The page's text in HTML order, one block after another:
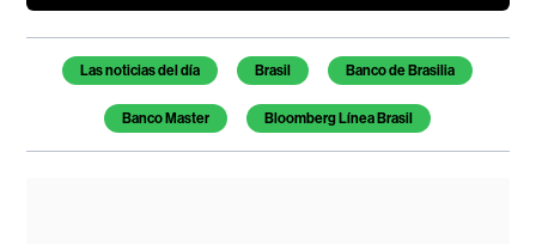
Temas de este artículo
Las noticias del día Brasil Banco de Brasilia
Banco Master Bloomberg Línea Brasil